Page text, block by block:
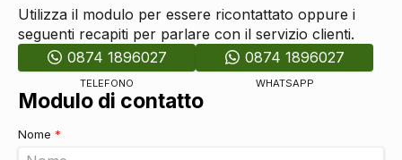
Tergicristalli
DI SERIE
Fari
Fari a led
DI SERIE
Fari posteriori a led
Fari automatici
Interni in eco-pelle
Utilizza il modulo per essere ricontattato oppure i
seguenti recapiti per parlare con il servizio clienti.
0874 1896027
TELEFONO
0874 1896027
WHATSAPP
Modulo di contatto
Nome *